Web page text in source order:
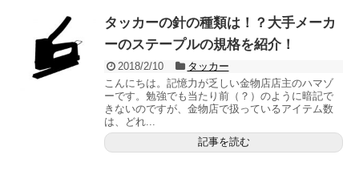
タッカーの針の種類は！？大手メーカ
ーのステープルの規格を紹介！
2018/2/10
タッカー
こんにちは。記憶力が乏しい金物店店主のハマゾ
ーです。勉強でも当たり前（？）のように暗記で
きないのですが、金物店で扱っているアイテム数
は、どれ...
記事を読む